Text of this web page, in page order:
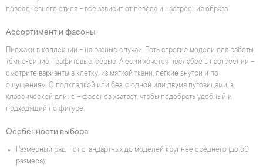
повседневного стиля – всё зависит от повода и настроения образа.
Ассортимент и фасоны
Пиджаки в коллекции – на разные случаи. Есть строгие модели для работы:
тёмно‑синие, графитовые, серые. А если хочется послабее в настроении –
смотрите варианты в клетку, из мягкой ткани, лёгкие внутри и по
ощущениям. С подкладкой или без, с одной или двумя пуговицами, в
классической длине – фасонов хватает, чтобы подобрать удобный и
подходящий по фигуре.
Особенности выбора:
Размерный ряд – от стандартных до моделей крупнее среднего (до 60
размера);